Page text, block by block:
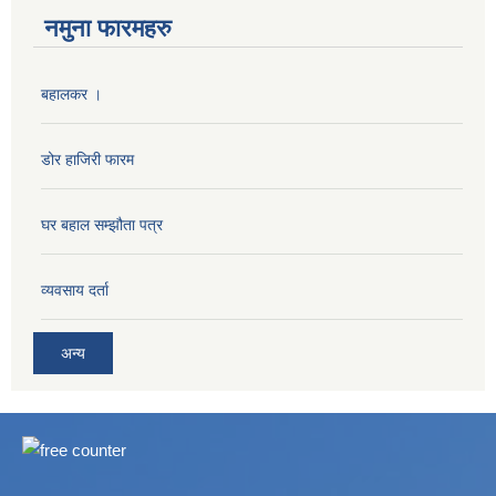
नमुना फारमहरु
बहालकर ।
डोर हाजिरी फारम
घर बहाल सम्झौता पत्र
व्यवसाय दर्ता
अन्य